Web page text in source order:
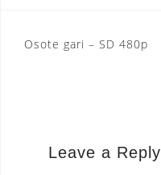
Post
Osote gari – SD 480p
Leave a Reply